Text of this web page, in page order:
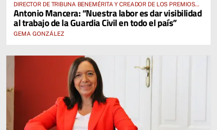
DIRECTOR DE TRIBUNA BENEMÉRITA Y CREADOR DE LOS PREMIOS
“FIEL EN EL DEBER”
Antonio Mancera: “Nuestra labor es dar visibilidad
al trabajo de la Guardia Civil en todo el país”
GEMA GONZÁLEZ